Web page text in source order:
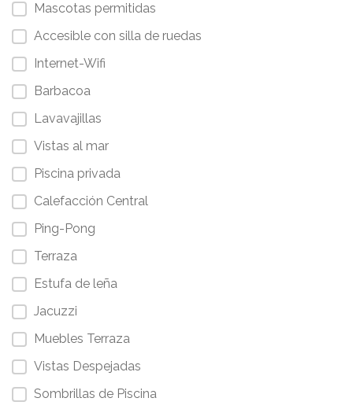
Mascotas permitidas
Accesible con silla de ruedas
Internet-Wifi
Barbacoa
Lavavajillas
Vistas al mar
Piscina privada
Calefacción Central
Ping-Pong
Terraza
Estufa de leña
Jacuzzi
Muebles Terraza
Vistas Despejadas
Sombrillas de Piscina